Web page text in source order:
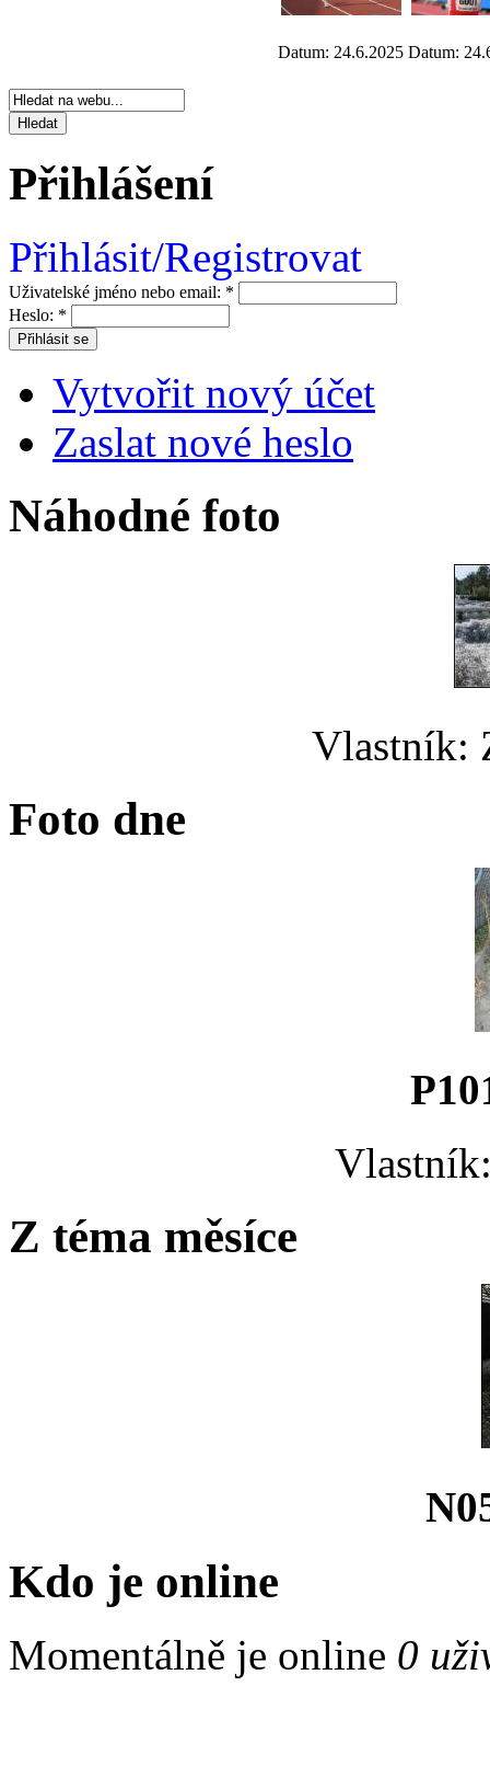
Datum: 24.6.2025 Datum:
Přihlášení
Přihlásit/Registrovat
Uživatelské jméno nebo email: *
Heslo: *
Vytvořit nový účet
Zaslat nové heslo
Náhodné foto
Vlastník:
Foto dne
Z téma měsíce
Kdo je online
Momentálně je online 0